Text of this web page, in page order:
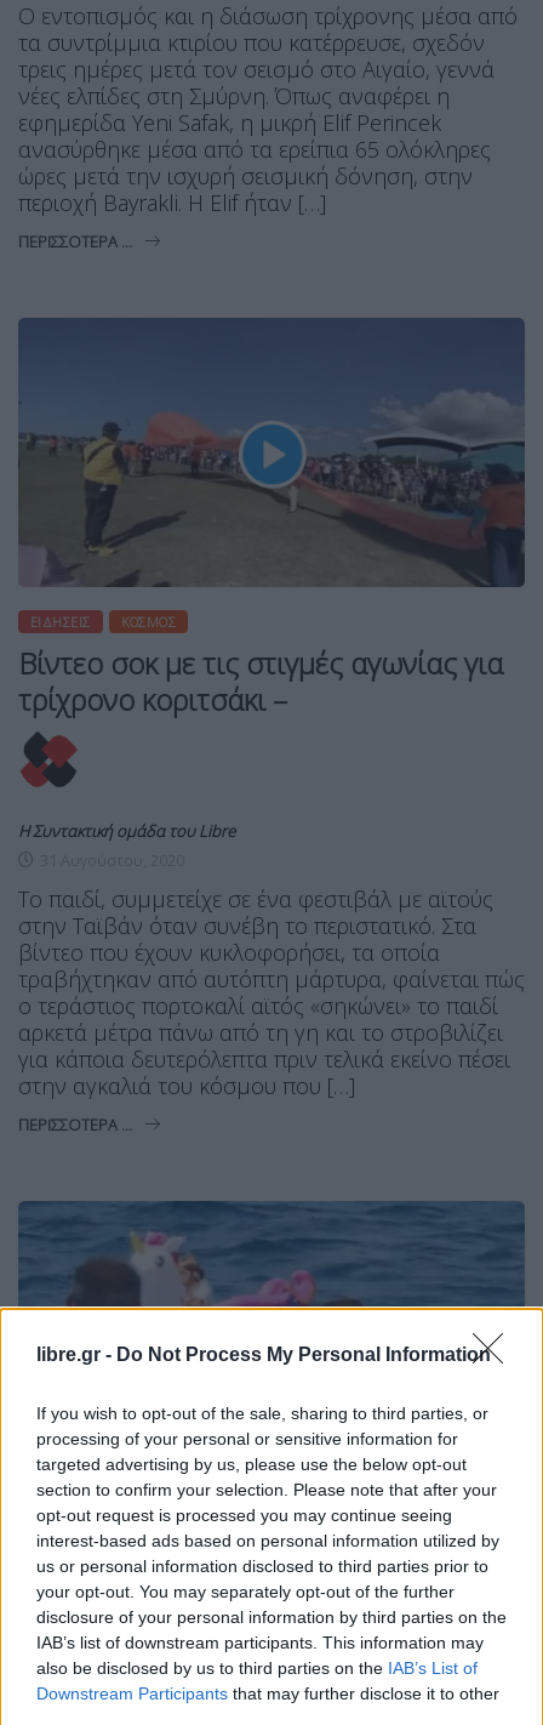
libre.gr - Do Not Process My Personal Information
If you wish to opt-out of the sale, sharing to third parties, or
processing of your personal or sensitive information for
targeted advertising by us, please use the below opt-out
section to confirm your selection. Please note that after your
opt-out request is processed you may continue seeing
interest-based ads based on personal information utilized by
us or personal information disclosed to third parties prior to
your opt-out. You may separately opt-out of the further
disclosure of your personal information by third parties on the
IAB’s list of downstream participants. This information may
also be disclosed by us to third parties on the IAB’s List of
Downstream Participants that may further disclose it to other
Ο εντοπισμός και η διάσωση τρίχρονης μέσα από
τα συντρίμμια κτιρίου που κατέρρευσε, σχεδόν
τρεις ημέρες μετά τον σεισμό στο Αιγαίο, γεννά
νέες ελπίδες στη Σμύρνη. Όπως αναφέρει η
εφημερίδα Yeni Safak, η μικρή Elif Perincek
ανασύρθηκε μέσα από τα ερείπια 65 ολόκληρες
ώρες μετά την ισχυρή σεισμική δόνηση, στην
περιοχή Bayrakli. Η Elif ήταν […]
ΠΕΡΙΣΣΌΤΕΡΑ ...
ΕΙΔΉΣΕΙΣ ΚΌΣΜΟΣ
Βίντεο σοκ με τις στιγμές αγωνίας για
τρίχρονο κοριτσάκι –
Η Συντακτική ομάδα του Libre
Το παιδί, συμμετείχε σε ένα φεστιβάλ με αϊτούς
στην Ταϊβάν όταν συνέβη το περιστατικό. Στα
βίντεο που έχουν κυκλοφορήσει, τα οποία
τραβήχτηκαν από αυτόπτη μάρτυρα, φαίνεται πώς
ο τεράστιος πορτοκαλί αϊτός «σηκώνει» το παιδί
αρκετά μέτρα πάνω από τη γη και το στροβιλίζει
για κάποια δευτερόλεπτα πριν τελικά εκείνο πέσει
στην αγκαλιά του κόσμου που […]
ΠΕΡΙΣΣΌΤΕΡΑ ...
ΕΙΔΉΣΕΙΣ ΕΛΛΆΔΑ
Διάσωση τρίχρονης: Νέες
πληροφορίες για το πώς παρασύρθηκε
ανοιχτά (vid)